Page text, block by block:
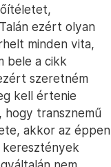
ezért olyan
minden vita,
bele a cikk
szeretném
kell értenie
hogy transznemű
akkor az éppen
keresztények